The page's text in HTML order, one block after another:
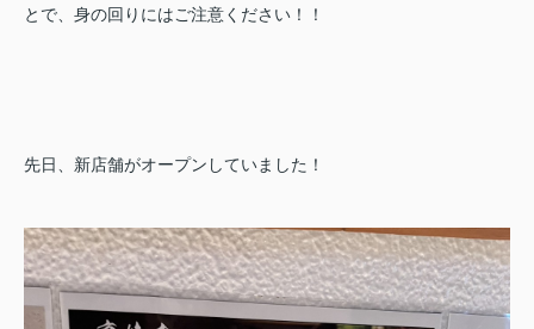
とで、身の回りにはご注意ください！！
先日、新店舗がオープンしていました！